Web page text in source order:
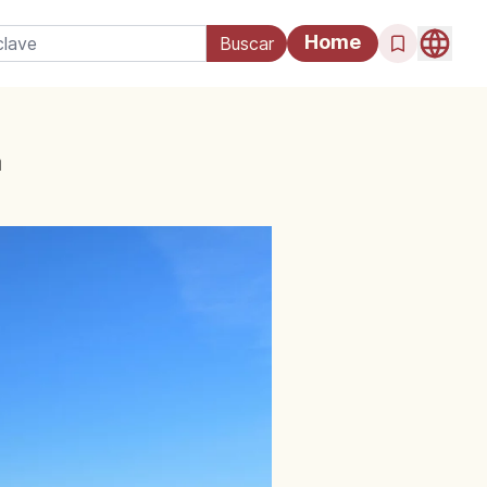
Home